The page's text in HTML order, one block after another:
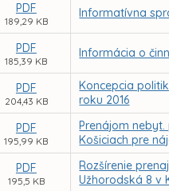
PDF
189,29 KB
Informatívna
PDF
185,39 KB
Informácia o
PDF
204,43 KB
Koncepcia
roku 2016
PDF
195,99 KB
Prenájom
Košiciach pre
PDF
195,5 KB
Rozšírenie
Užhorodská 8 v